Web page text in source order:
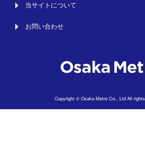
当サイトについて
お問い合わせ
Copyright © Osaka Metro Co., Ltd All